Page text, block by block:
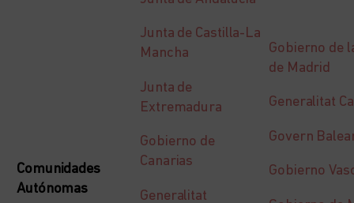
Comunidades
Autónomas
Junta de Castilla-La
Mancha
Junta de
Extremadura
Gobierno de
Canarias
Generalitat
Gobierno de
de Madrid
Generalitat
Govern
Gobierno